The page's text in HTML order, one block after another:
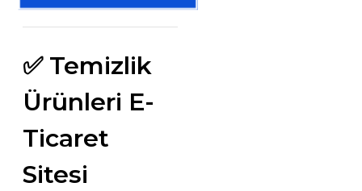
✅ Temizlik
Ürünleri E-
Ticaret
Sitesi